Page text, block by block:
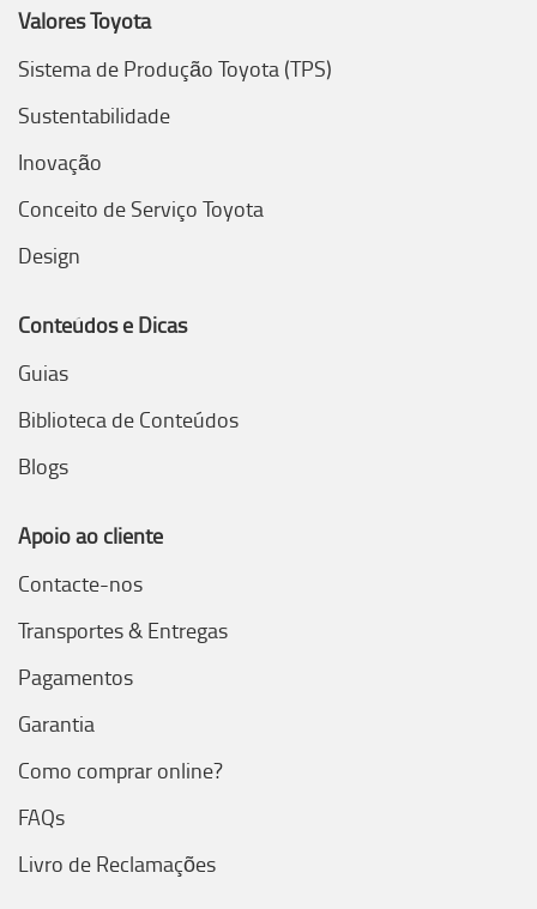
Valores Toyota
Sistema de Produção Toyota (TPS)
Sustentabilidade
Inovação
Conceito de Serviço Toyota
Design
Conteúdos e Dicas
Guias
Biblioteca de Conteúdos
Blogs
Apoio ao cliente
Contacte-nos
Transportes & Entregas
Pagamentos
Garantia
Como comprar online?
FAQs
Livro de Reclamações